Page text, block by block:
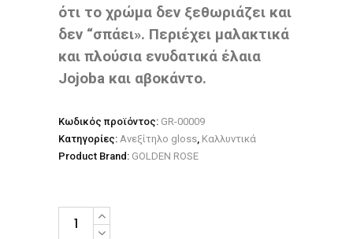
ότι το χρώμα δεν ξεθωριάζει και
δεν “σπάει». Περιέχει μαλακτικά
και πλούσια ενυδατικά έλαια
Jojoba και αβοκάντο.
Κωδικός προϊόντος: GR-00009
Κατηγορίες: Ανεξίτηλο gloss, Καλλυντικά
Product Brand: GOLDEN ROSE
GOLDEN